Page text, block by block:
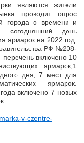
являются жители
проводит опрос
города о времени и
сегодняшний день
ярмарок на 2022 год.
РФ №208-
перечень включено 10
ярмарок,1
дня, 7 мест для
ярмарок.
включено 7 новых
v-czentre-